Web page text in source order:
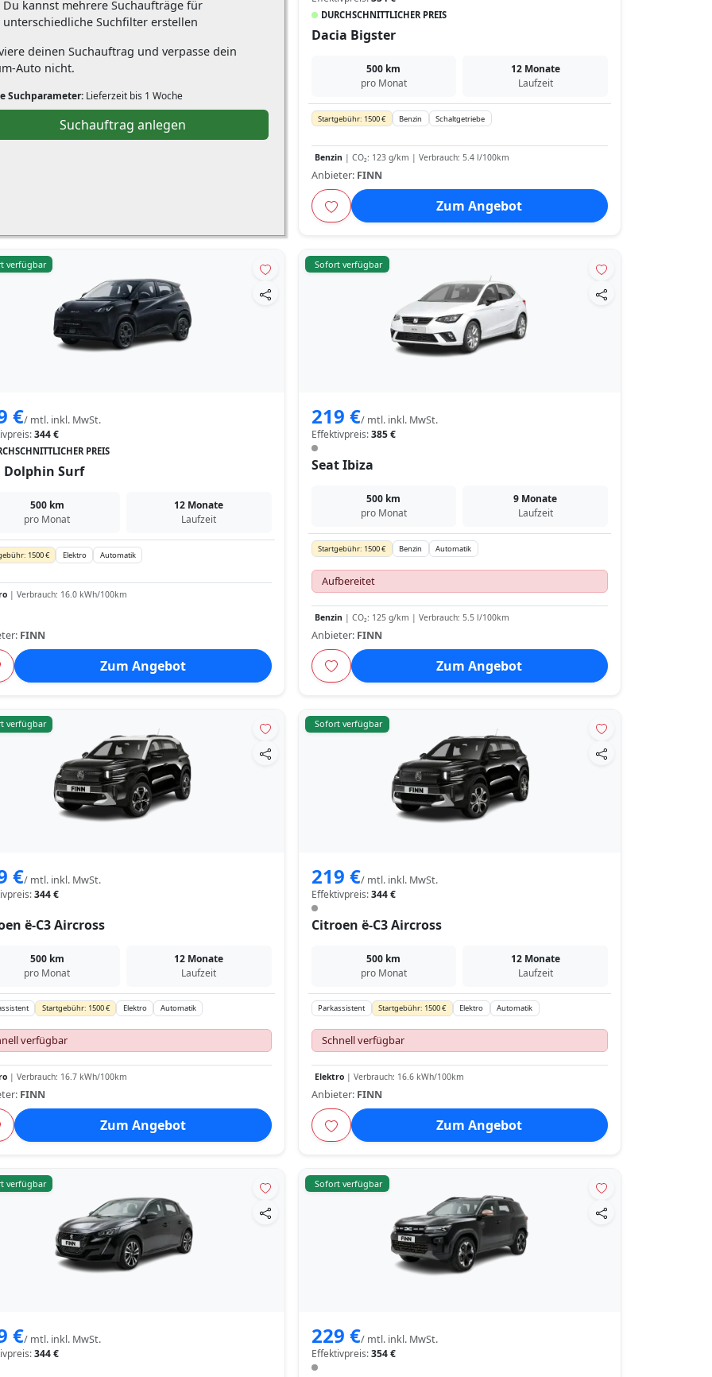
Du kannst mehrere Suchaufträge für
unterschiedliche Suchfilter erstellen
deinen Suchauftrag und verpasse dein
Auto nicht.
Suchparameter: Lieferzeit bis 1 Woche
Suchauftrag anlegen
DURCHSCHNITTLICHER PREIS
Dacia Bigster
500 km
pro Monat
12 Monate
Laufzeit
Startgebühr: 1500 € Benzin Schaltgetriebe
Benzin | CO₂: 123 g/km | Verbrauch: 5.4 l/100km
Anbieter: FINN
Zum Angebot
verfügbar
€/ mtl. inkl. MwSt.
344 €
PREIS
Dolphin Surf
500 km
pro Monat
12 Monate
Laufzeit
1500 € Elektro Automatik
| Verbrauch: 16.0 kWh/100km
FINN
Zum Angebot
Sofort verfügbar
219 €/ mtl. inkl. MwSt.
Effektivpreis:385 €
Seat Ibiza
500 km
pro Monat
9 Monate
Laufzeit
Startgebühr: 1500 € Benzin Automatik
Aufbereitet
Benzin | CO₂: 125 g/km | Verbrauch: 5.5 l/100km
Anbieter: FINN
Zum Angebot
verfügbar
€/ mtl. inkl. MwSt.
344 €
ë-C3 Aircross
500 km
pro Monat
12 Monate
Laufzeit
Startgebühr: 1500 € Elektro Automatik
verfügbar
| Verbrauch: 16.7 kWh/100km
FINN
Zum Angebot
Sofort verfügbar
219 €/ mtl. inkl. MwSt.
Effektivpreis:344 €
Citroen ë-C3 Aircross
500 km
pro Monat
12 Monate
Laufzeit
Parkassistent Startgebühr: 1500 € Elektro Automatik
Schnell verfügbar
Elektro| Verbrauch: 16.6 kWh/100km
Anbieter: FINN
Zum Angebot
verfügbar
€/ mtl. inkl. MwSt.
344 €
Sofort verfügbar
229 €/ mtl. inkl. MwSt.
Effektivpreis:354 €